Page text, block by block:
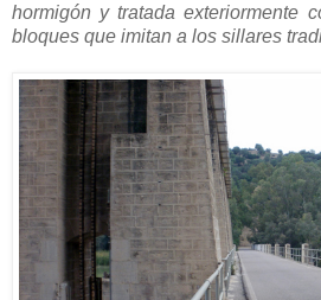
hormigón y tratada exteriormente
bloques que imitan a los sillares